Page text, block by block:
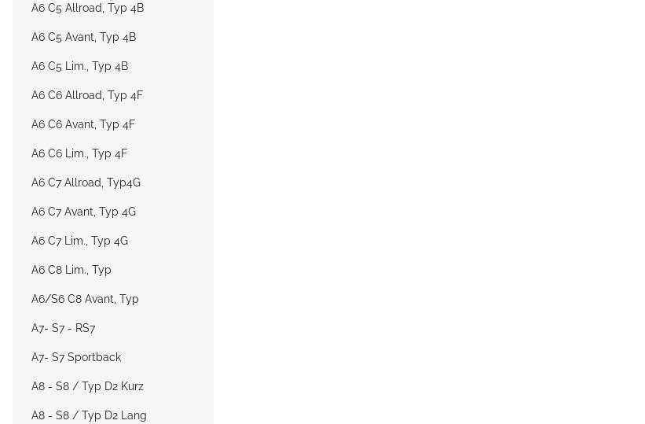
A6 C5 Allroad, Typ 4B
A6 C5 Avant, Typ 4B
A6 C5 Lim., Typ 4B
A6 C6 Allroad, Typ 4F
A6 C6 Avant, Typ 4F
A6 C6 Lim., Typ 4F
A6 C7 Allroad, Typ4G
A6 C7 Avant, Typ 4G
A6 C7 Lim., Typ 4G
A6 C8 Lim., Typ
A6/S6 C8 Avant, Typ
A7- S7 - RS7
A7- S7 Sportback
A8 - S8 / Typ D2 Kurz
A8 - S8 / Typ D2 Lang